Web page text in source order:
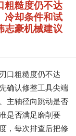
粗糙度仍不达
冷却条件和试
志豪机械建议
口粗糙度仍不达
确认修整工具尖端
主轴径向跳动是否
是否满足磨削要
，每次排查后把修